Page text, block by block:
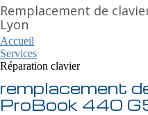
Remplacement de
Lyon
Accueil
Services
Réparation clavier
remplacement
ProBook 440